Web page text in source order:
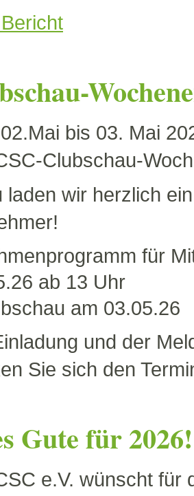
bis 03. Mai
Clubschau-
laden wir herzlich
für
ab 13 Uhr
am 03.05.26
und der
Sie sich den
Gute für 2026!
e.V. wünscht für